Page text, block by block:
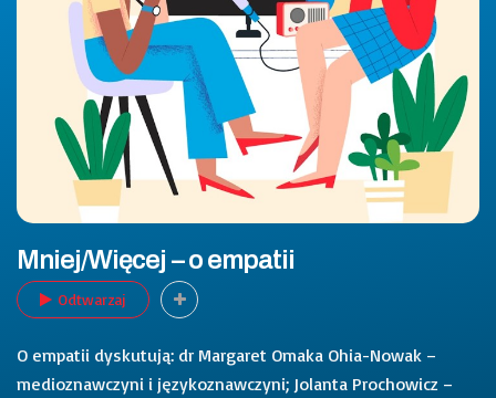
Mniej/Więcej – o empatii
Odtwarzaj
O empatii dyskutują: dr Margaret Omaka Ohia-Nowak –
medioznawczyni i językoznawczyni; Jolanta Prochowicz –